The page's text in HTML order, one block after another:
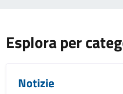
Esplora per
Notizie